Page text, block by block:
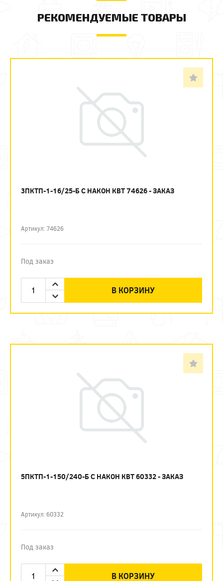
РЕКОМЕНДУЕМЫЕ ТОВАРЫ
3ПКТП-1-16/25-Б С НАКОН КВТ 74626 - ЗАКАЗ
Артикул: 74626
Под заказ
В КОРЗИНУ
5ПКТП-1-150/240-Б С НАКОН КВТ 60332 - ЗАКАЗ
Артикул: 60332
Под заказ
В КОРЗИНУ